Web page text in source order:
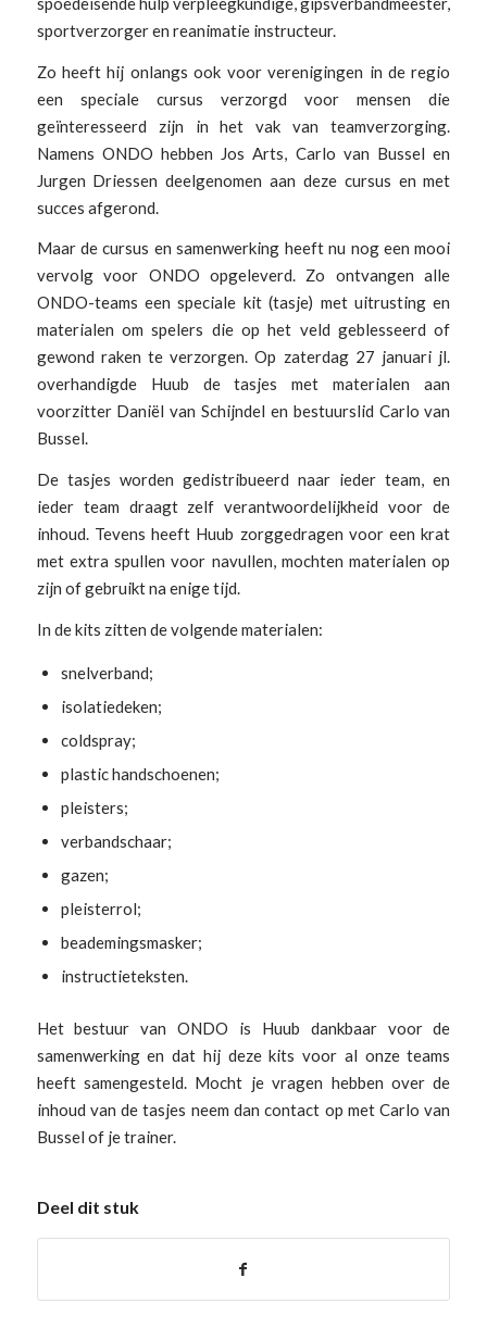
sportverzorger en reanimatie instructeur.
Zo heeft hij onlangs ook voor verenigingen in de regio
een speciale cursus verzorgd voor mensen die
geïnteresseerd zijn in het vak van teamverzorging.
Namens ONDO hebben Jos Arts, Carlo van Bussel en
Jurgen Driessen deelgenomen aan deze cursus en met
succes afgerond.
Maar de cursus en samenwerking heeft nu nog een mooi
vervolg voor ONDO opgeleverd. Zo ontvangen alle
ONDO-teams een speciale kit (tasje) met uitrusting en
materialen om spelers die op het veld geblesseerd of
gewond raken te verzorgen. Op zaterdag 27 januari jl.
overhandigde Huub de tasjes met materialen aan
voorzitter Daniël van Schijndel en bestuurslid Carlo van
Bussel.
De tasjes worden gedistribueerd naar ieder team, en
ieder team draagt zelf verantwoordelijkheid voor de
inhoud. Tevens heeft Huub zorggedragen voor een krat
met extra spullen voor navullen, mochten materialen op
zijn of gebruikt na enige tijd.
In de kits zitten de volgende materialen:
snelverband;
isolatiedeken;
coldspray;
plastic handschoenen;
pleisters;
verbandschaar;
gazen;
pleisterrol;
beademingsmasker;
instructieteksten.
Het bestuur van ONDO is Huub dankbaar voor de
samenwerking en dat hij deze kits voor al onze teams
heeft samengesteld. Mocht je vragen hebben over de
inhoud van de tasjes neem dan contact op met Carlo van
Bussel of je trainer.
Deel dit stuk